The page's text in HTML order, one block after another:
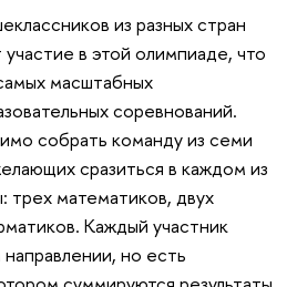
из разных стран
в этой олимпиаде, что
масштабных
соревнований.
собрать команду из семи
сразиться в каждом из
математиков, двух
Каждый участник
но есть